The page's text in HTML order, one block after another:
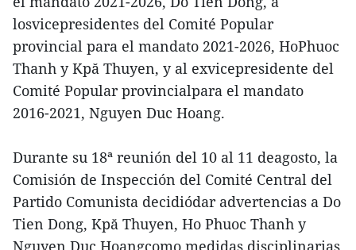
losvicepresidentes del Comité Popular
provincial para el mandato 2021-2026, HoPhuoc
Thanh y Kpă Thuyen, y al exvicepresidente del
Comité Popular provincialpara el mandato
2016-2021, Nguyen Duc Hoang.
Durante su 18ª reunión del 10 al 11 deagosto, la
Comisión de Inspección del Comité Central del
Partido Comunista decidiódar advertencias a Do
Tien Dong, Kpă Thuyen, Ho Phuoc Thanh y
Nguyen Duc Hoangcomo medidas disciplinarias